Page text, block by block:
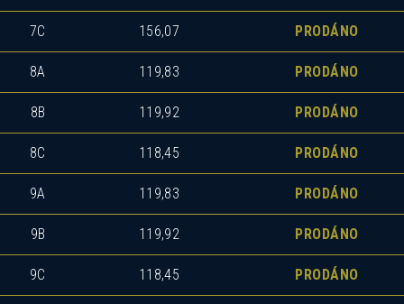
7C 156,07 PRODÁNO
8A 119,83 PRODÁNO
8B 119,92 PRODÁNO
8C 118,45 PRODÁNO
9A 119,83 PRODÁNO
9B 119,92 PRODÁNO
9C 118,45 PRODÁNO